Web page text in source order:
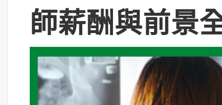
師薪酬與前景